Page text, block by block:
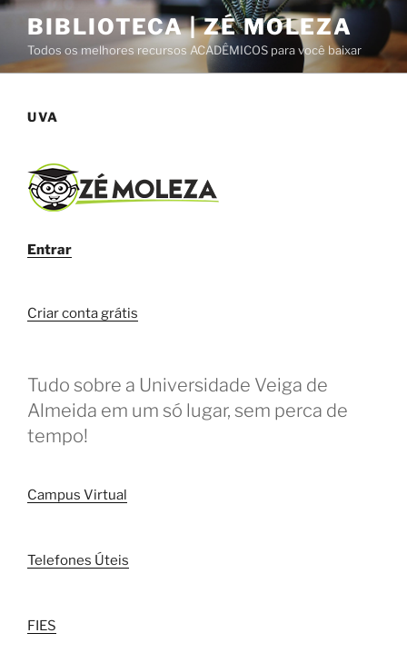
Pular
conteúdo
BIBLIOTECA | ZÉ MOLEZA
Todos os melhores recursos ACADÊMICOS para você baixar
UVA
Entrar
Criar conta grátis
Tudo sobre a Universidade Veiga de
Almeida em um só lugar, sem perca de
tempo!
Campus Virtual
Telefones Úteis
FIES